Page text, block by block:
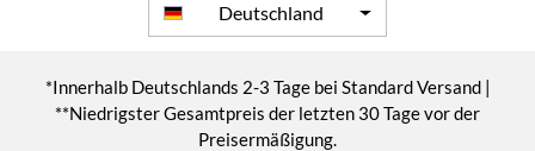
Deutschland
*Innerhalb Deutschlands 2-3 Tage bei Standard Versand |
**Niedrigster Gesamtpreis der letzten 30 Tage vor der
Preisermäßigung.